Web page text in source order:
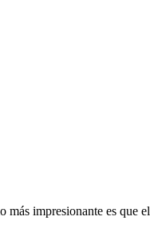
impresionante es que